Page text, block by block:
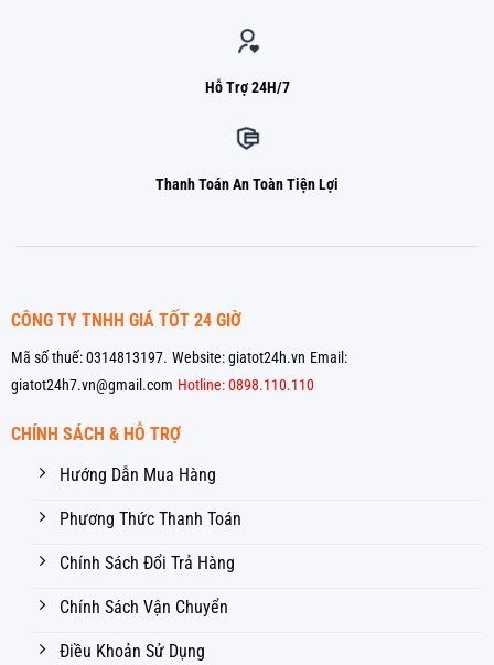
Hỗ Trợ 24H/7
Thanh Toán An Toàn Tiện Lợi
CÔNG TY TNHH GIÁ TỐT 24 GIỜ
Mã số thuế: 0314813197. Website: giatot24h.vn Email:
giatot24h7.vn@gmail.com Hotline: 0898.110.110
CHÍNH SÁCH & HỖ TRỢ
Hướng Dẫn Mua Hàng
Phương Thức Thanh Toán
Chính Sách Đổi Trả Hàng
Chính Sách Vận Chuyển
Điều Khoản Sử Dụng